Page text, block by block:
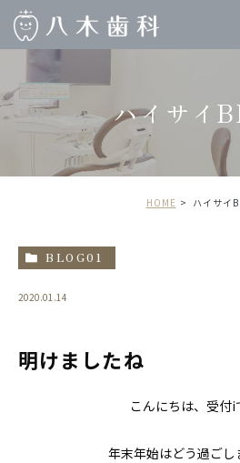
ハイサイ
HOME ハイサイ
BLOG01
2020.01.14
明けましたね
こんにちは、受付i
年末年始はどう過ごし